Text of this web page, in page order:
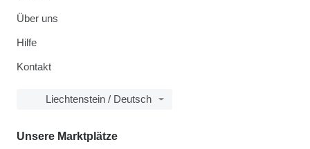
Über uns
Hilfe
Kontakt
Liechtenstein / Deutsch
Unsere Marktplätze